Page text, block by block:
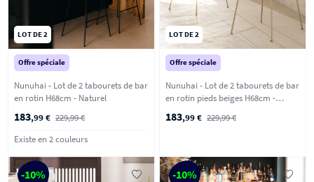
LOT DE 2
Offre spéciale
Nunuhai - Lot de 2 tabourets de bar
en rotin H68cm - Naturel
183,99 € 229,99 €
Existe en 2 couleurs
LOT DE 2
Offre spéciale
Nunuhai - Lot de 2 tabourets de bar
en rotin pieds beiges H68cm -
183,99 € 229,99 €
-10% -10%